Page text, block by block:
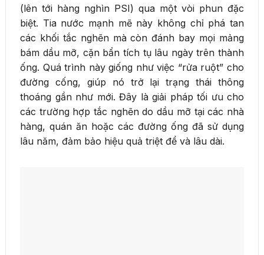
(lên tới hàng nghìn PSI) qua một vòi phun đặc
biệt. Tia nước mạnh mẽ này không chỉ phá tan
các khối tắc nghẽn mà còn đánh bay mọi mảng
bám dầu mỡ, cặn bẩn tích tụ lâu ngày trên thành
ống. Quá trình này giống như việc “rửa ruột” cho
đường cống, giúp nó trở lại trạng thái thông
thoáng gần như mới. Đây là giải pháp tối ưu cho
các trường hợp tắc nghẽn do dầu mỡ tại các nhà
hàng, quán ăn hoặc các đường ống đã sử dụng
lâu năm, đảm bảo hiệu quả triệt để và lâu dài.